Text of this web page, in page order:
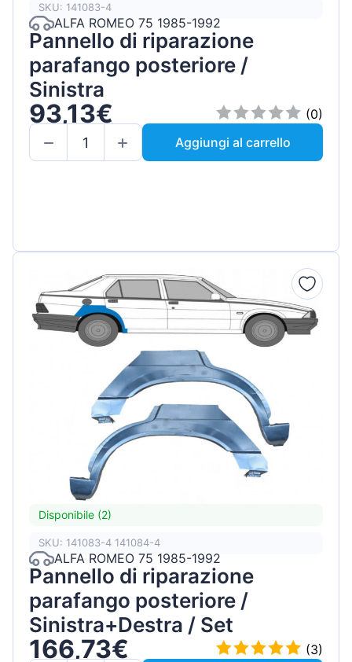
SKU: 141083-4
ALFA ROMEO 75 1985-1992
Pannello di riparazione
parafango posteriore /
Sinistra
93,13€
(0)
Aggiungi al carrello
Disponibile (2)
SKU: 141083-4 141084-4
ALFA ROMEO 75 1985-1992
Pannello di riparazione
parafango posteriore /
Sinistra+Destra / Set
166,73€
(3)